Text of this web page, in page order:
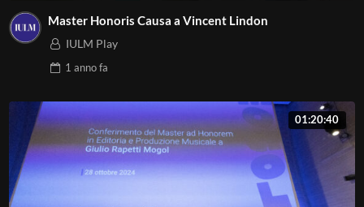
Master Honoris Causa a Vincent Lindon
IULM Play
1 annofa
01:20:40